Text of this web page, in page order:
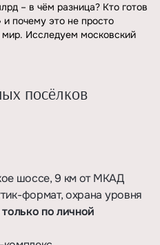
– в чём разница? Кто готов
и почему это не просто
мир. Исследуем московский
посёлков
шоссе, 9 км от МКАД
формат, охрана уровня
по личной